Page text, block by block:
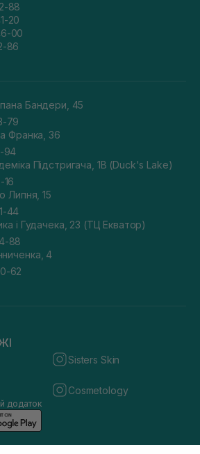
88
20
00
86
Бандери, 45
79
Франка, 36
94
Підстригача, 1В (Duck's Lake)
16
Липня, 15
44
і Гудачека, 23 (ТЦ Екватор)
88
4
62
Sisters Skin
Cosmetology
додаток